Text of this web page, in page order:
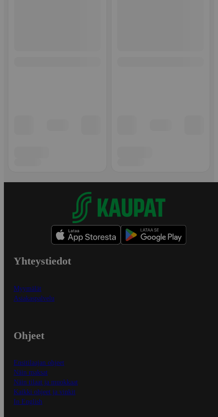
Yhteystiedot
Myymälät
Asiakaspalvelu
Ohjeet
Ensitilaajan ohjeet
Näin maksat
Näin tilaat ja muokkaat
Kaikki ohjeet ja vinkit
In English